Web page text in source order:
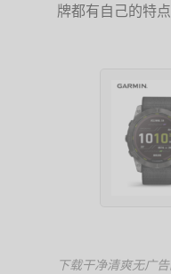
牌都有自己的特
下载干净清爽无广